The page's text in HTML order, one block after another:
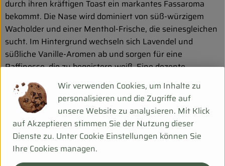
durch ihren kräftigen Toast ein markantes Fassaroma
bekommt. Die Nase wird dominiert von süß-würzigem
Wacholder und einer Menthol-Frische, die seinesgleichen
sucht. Im Hintergrund wechseln sich Lavendel und
süßliche Vanille-Aromen ab und sorgen für eine
Raffinesse, die zu begeistern weiß. Eine dezente
Zimtnote sorgt zusätzlich für einen Hauch von
Weihnachten. Durch sein trockenes und gleichzeitig
komplexes Aromaprofil eignet sich der Lyonel Barrel Aged
Spezial Edition nicht nur hervorragend für den puren
Genuss, sondern macht auch in innovativen Gin-Cocktails
eine sehr gute Figur.
Wir verwenden Cookies, um Inhalte zu
personalisieren und die Zugriffe auf
unsere Website zu analysieren. Mit Klick
auf Akzeptieren stimmen Sie der Nutzung dieser
Dienste zu. Unter Cookie Einstellungen können Sie
Ihre Cookies managen.